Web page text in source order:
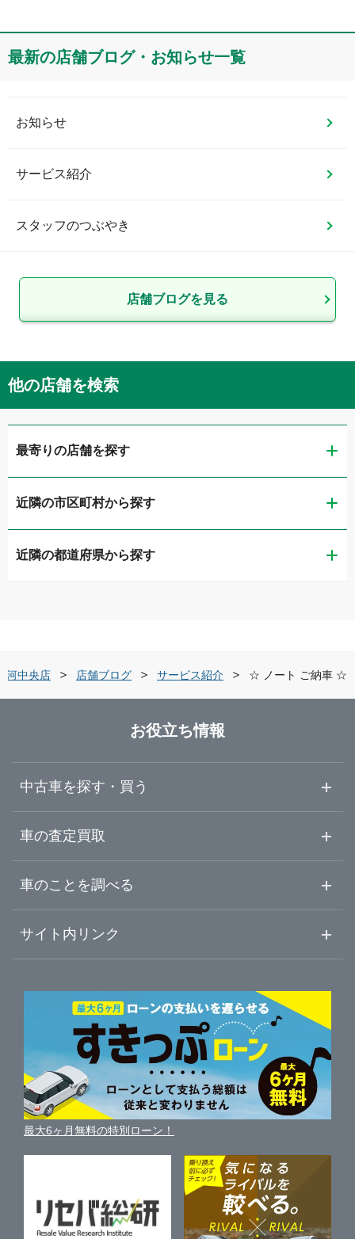
最新の店舗ブログ・お知らせ一覧
お知らせ
サービス紹介
スタッフのつぶやき
店舗ブログを見る
他の店舗を検索
最寄りの店舗を探す
ガリバー福島鎌田店
ガリバー福島店
ガリバー会津店
ガリバーアウトレット会津若松店
ガリバー安積店
ガリバーミニクル安積店
LIBERALA リベラーラ郡山
Brat郡山SUV店
Brat開成ハイエース店
ガリバーいわき小名浜店
ガリバーいわき鹿島店
近隣の市区町村から探す
福島市
須賀川市
本宮市
福島・伊達・二本松
郡山・須賀川・県中
白河・県南
会津・喜多方・猪苗代
近隣の都道府県から探す
山形県
福島県
河中央店 店舗ブログ サービス紹介 ☆ ノート ご納車 ☆
お役立ち情報
中古車を探す・買う
中古車情報・中古車検索
初めての中古車購入ガイド
中古車人気ランキング
自動車ローンを調べる
ガリバーの自動車ローン
車買い替えの基礎知識
近くのお店で車を探す
車の査定買取
車査定・車買取ならガリバー
ガリバーの査定が選ばれる理由
車を売る時よくある質問
便利な査定サービス
中古車買取相場（毎月更新）
車の個人売買ガイド
車のことを調べる
車初心者まとめ
新車・中古車カタログ
車の燃費を調べる
車種別クチコミ
車比較サイト
サイト内リンク
サイトマップ
サイトの使用条件
利用規約
保険代理店業務に関する基本方針
古物営業法に基づく表示
最大6ヶ月無料の特別ローン！